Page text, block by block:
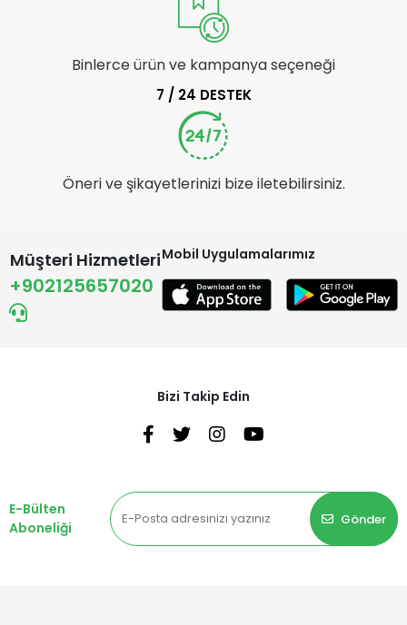
Binlerce ürün ve kampanya seçeneği
7 / 24 DESTEK
Öneri ve şikayetlerinizi bize iletebilirsiniz.
Müşteri Hizmetleri
+902125657020
Mobil Uygulamalarımız
Bizi Takip Edin
E-Bülten
Aboneliği
Gönder